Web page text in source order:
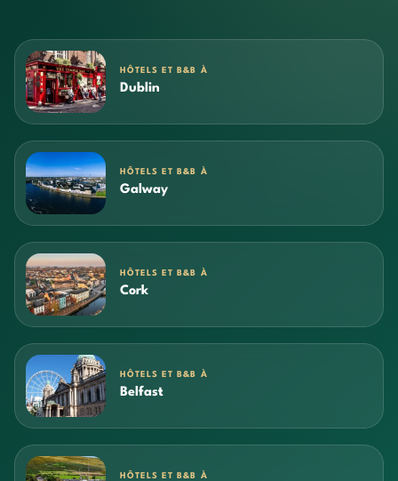
HÔTELS ET B&B À
Dublin
HÔTELS ET B&B À
Galway
HÔTELS ET B&B À
Cork
HÔTELS ET B&B À
Belfast
HÔTELS ET B&B À